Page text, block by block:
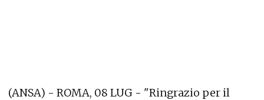
(ANSA) - ROMA, 08 LUG - "Ringrazio per il